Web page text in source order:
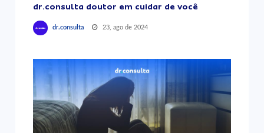
dr.consulta doutor em cuidar de você
dr.consulta 23, ago de 2024